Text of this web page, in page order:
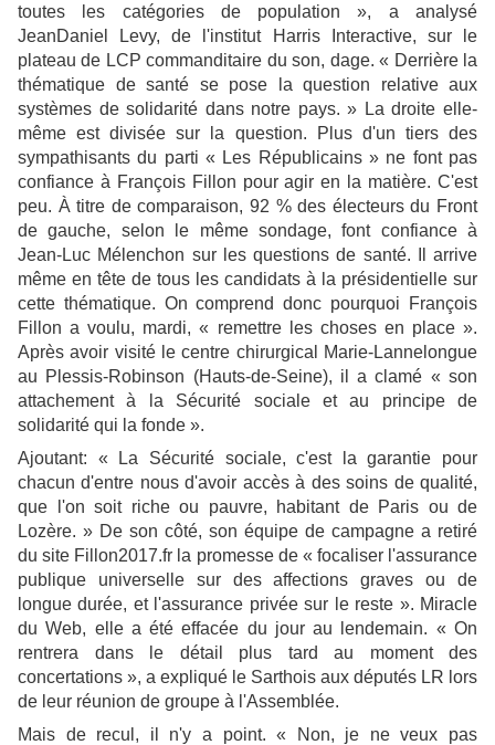
toutes les catégories de population », a analysé
JeanDaniel Levy, de l'institut Harris Interactive, sur le
plateau de LCP commanditaire du son, dage. « Derrière la
thématique de santé se pose la question relative aux
systèmes de solidarité dans notre pays. » La droite elle-
même est divisée sur la question. Plus d'un tiers des
sympathisants du parti « Les Républicains » ne font pas
confiance à François Fillon pour agir en la matière. C'est
peu. À titre de comparaison, 92 % des électeurs du Front
de gauche, selon le même sondage, font confiance à
Jean-Luc Mélenchon sur les questions de santé. Il arrive
même en tête de tous les candidats à la présidentielle sur
cette thématique. On comprend donc pourquoi François
Fillon a voulu, mardi, « remettre les choses en place ».
Après avoir visité le centre chirurgical Marie-Lannelongue
au Plessis-Robinson (Hauts-de-Seine), il a clamé « son
attachement à la Sécurité sociale et au principe de
solidarité qui la fonde ».
Ajoutant: « La Sécurité sociale, c'est la garantie pour
chacun d'entre nous d'avoir accès à des soins de qualité,
que l'on soit riche ou pauvre, habitant de Paris ou de
Lozère. » De son côté, son équipe de campagne a retiré
du site Fillon2017.fr la promesse de « focaliser l'assurance
publique universelle sur des affections graves ou de
longue durée, et l'assurance privée sur le reste ». Miracle
du Web, elle a été effacée du jour au lendemain. « On
rentrera dans le détail plus tard au moment des
concertations », a expliqué le Sarthois aux députés LR lors
de leur réunion de groupe à l'Assemblée.
Mais de recul, il n'y a point. « Non, je ne veux pas